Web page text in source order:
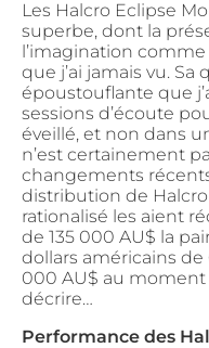
Les Halcro Eclipse
superbe, dont la
l’imagination
que j’ai jamais vu. Sa
époustouflante que
sessions d’écoute
éveillé, et non dans
n’est certainement
changements
distribution de
rationalisé les aient
de 135 000 AU$ la
dollars américains de
000 AU$ au moment
décrire…
Performance des